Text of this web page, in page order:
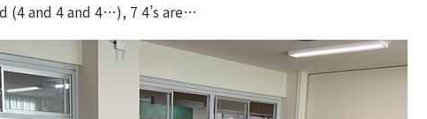
and 4 and 4…), 7 4’s are…